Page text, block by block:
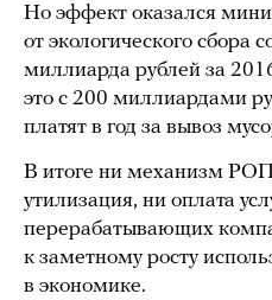
Но эффект оказался
от экологического сбора
миллиарда рублей за
это с 200 миллиардами
платят в год за вывоз
В итоге ни механизм
утилизация, ни оплата
перерабатывающих
к заметному росту
в экономике.